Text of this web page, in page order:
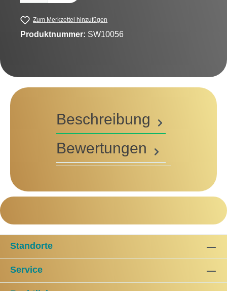
Zum Merkzettel hinzufügen
Produktnummer: SW10056
Beschreibung
Bewertungen
Standorte
Service